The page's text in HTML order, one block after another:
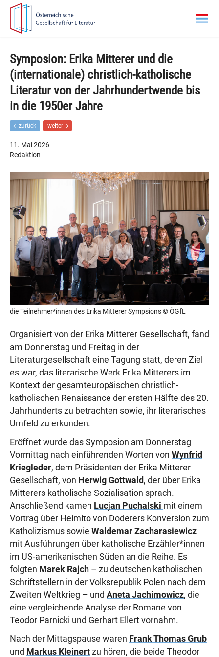
Zur
Hauptnavigation
springen
Zum
springen
Symposion: Erika Mitterer und die
(internationale) christlich-katholische
Literatur von der Jahrhundertwende bis
in die 1950er Jahre
zurück
ü
e
r
a
g
weiter
N
e
i
t
r
a
g
11. Mai 2026
Redaktion
die Teilnehmer*innen des Erika Mitterer Sympsions © ÖGfL
Organisiert von der Erika Mitterer Gesellschaft, fand
am Donnerstag und Freitag in der
Literaturgesellschaft eine Tagung statt, deren Ziel
es war, das literarische Werk Erika Mitterers im
Kontext der gesamteuropäischen christlich-
katholischen Renaissance der ersten Hälfte des 20.
Jahrhunderts zu betrachten sowie, ihr literarisches
Umfeld zu erkunden.
Eröffnet wurde das Symposion am Donnerstag
Vormittag nach einführenden Worten von Wynfrid
Kriegleder, dem Präsidenten der Erika Mitterer
Gesellschaft, von Herwig Gottwald , der über Erika
Mitterers katholische Sozialisation sprach.
Anschließend kamen Lucjan Puchalski mit einem
Vortrag über Heimito von Doderers Konversion zum
Katholizismus sowie Waldemar Zacharasiewicz
mit Ausführungen über katholische Erzähler*innen
im US-amerikanischen Süden an die Reihe. Es
folgten Marek Rajch – zu deutschen katholischen
Schriftstellern in der Volksrepublik Polen nach dem
Zweiten Weltkrieg – und Aneta Jachimowicz, die
eine vergleichende Analyse der Romane von
Teodor Parnicki und Gerhart Ellert vornahm.
Nach der Mittagspause waren Frank Thomas Grub
und Markus Kleinert zu hören, die beide Theodor